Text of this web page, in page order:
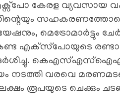
കേരള വ്യവസായ
സഹകരണത്തോടെ
മെട്രോമാര്‍ട്ടും
കണ്ട എക്‌സ്‌പോയുടെ
നടത്തി വരവെ
രൂപയുടെ ചെക്കും